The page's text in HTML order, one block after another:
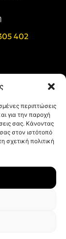
περιπτώσεις
για την παροχή
σας. Κάνοντας
στον ιστότοπό
πολιτική
402